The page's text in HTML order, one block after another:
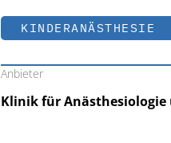
KINDERANÄSTHESIE
Anbieter
Klinik für